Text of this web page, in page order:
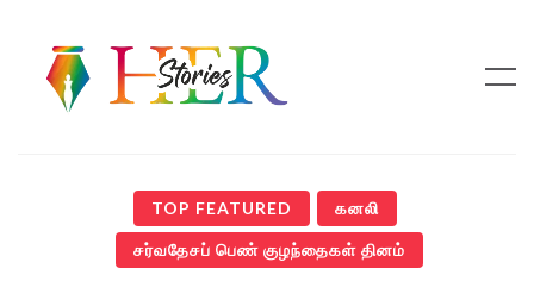
TOP FEATURED கனலி
சர்வதேசப் பெண் குழந்தைகள் தினம்